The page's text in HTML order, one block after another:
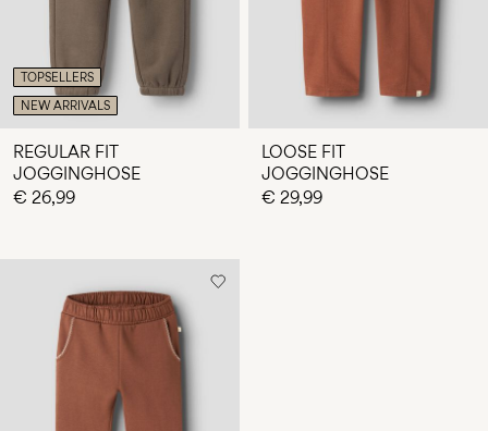
uns
Luxemburg
/
Deutsch
TOPSELLERS
NEW ARRIVALS
REGULAR FIT
JOGGINGHOSE
€ 26,99
LOOSE FIT
JOGGINGHOSE
€ 29,99